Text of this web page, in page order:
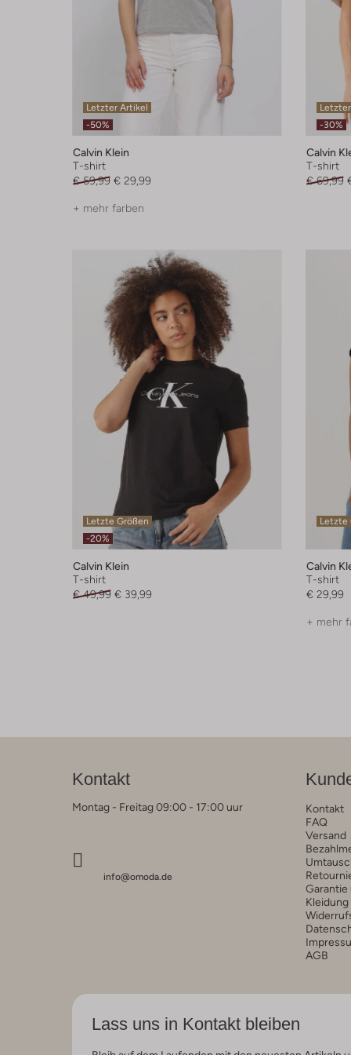
Letzter Artikel
-50%
Calvin Klein
T-shirt
€ 59,99 € 29,99
+ mehr farben
-30%
Calvin
T-shirt
€ 69,99
Letzte Größen
-20%
Calvin Klein
T-shirt
€ 49,99 € 39,99
Letzte
Calvin
T-shirt
€ 29,99
+ mehr
Kontakt
Montag - Freitag 09:00 - 17:00 uur
info@omoda.de
Kontakt
FAQ
Versand
Garantie
AGB
Lass uns in Kontakt bleiben